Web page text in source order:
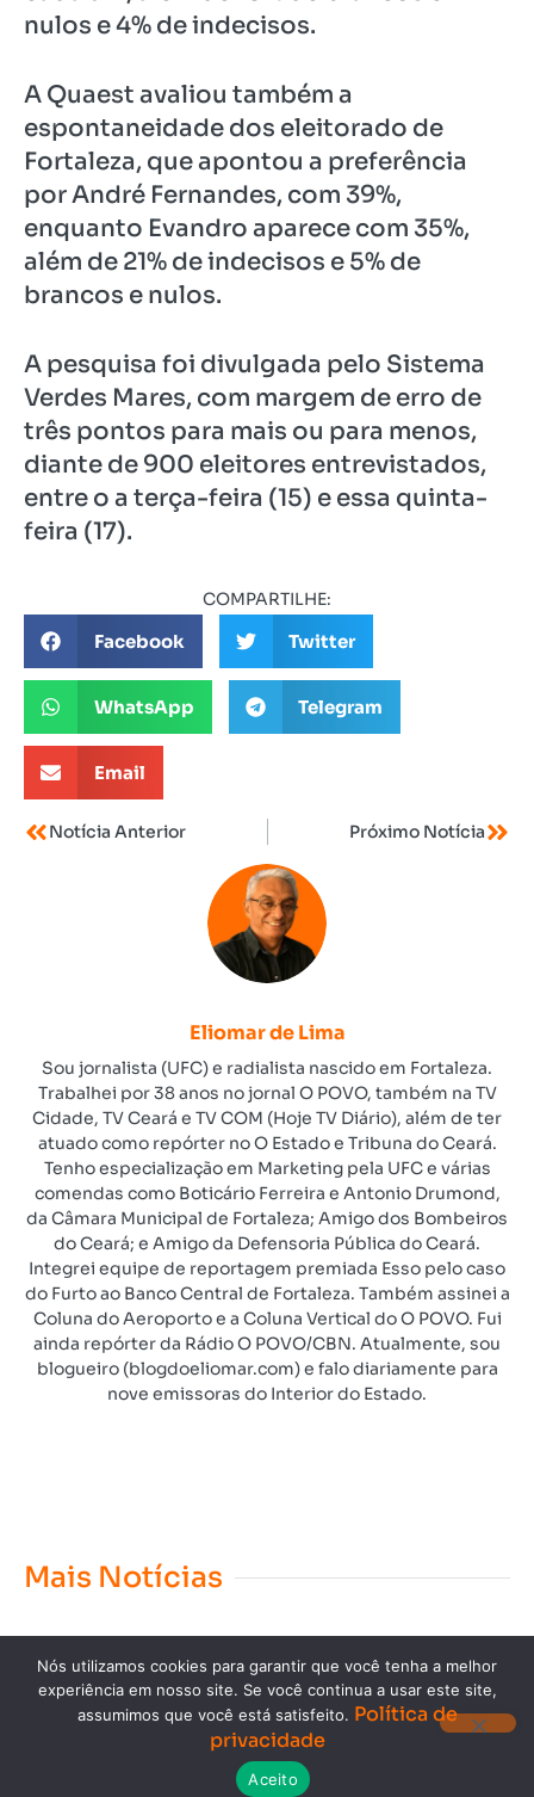
nulos e 4% de indecisos.
A Quaest avaliou também a
espontaneidade dos eleitorado de
Fortaleza, que apontou a preferência
por André Fernandes, com 39%,
enquanto Evandro aparece com 35%,
além de 21% de indecisos e 5% de
brancos e nulos.
A pesquisa foi divulgada pelo Sistema
Verdes Mares, com margem de erro de
três pontos para mais ou para menos,
diante de 900 eleitores entrevistados,
entre o a terça-feira (15) e essa quinta-
feira (17).
COMPARTILHE:
Facebook Twitter
WhatsApp Telegram
Email
Notícia Anterior Próximo Notícia
Eliomar de Lima
Sou jornalista (UFC) e radialista nascido em Fortaleza.
Trabalhei por 38 anos no jornal O POVO, também na TV
Cidade, TV Ceará e TV COM (Hoje TV Diário), além de ter
atuado como repórter no O Estado e Tribuna do Ceará.
Tenho especialização em Marketing pela UFC e várias
comendas como Boticário Ferreira e Antonio Drumond,
da Câmara Municipal de Fortaleza; Amigo dos Bombeiros
do Ceará; e Amigo da Defensoria Pública do Ceará.
Integrei equipe de reportagem premiada Esso pelo caso
do Furto ao Banco Central de Fortaleza. Também assinei a
Coluna do Aeroporto e a Coluna Vertical do O POVO. Fui
ainda repórter da Rádio O POVO/CBN. Atualmente, sou
blogueiro (blogdoeliomar.com) e falo diariamente para
nove emissoras do Interior do Estado.
Mais Notícias
Copyright © 2023. Todos os direitos reservados.
Nós utilizamos cookies para garantir que você tenha a melhor
experiência em nosso site. Se você continua a usar este site,
assumimos que você está satisfeito. Política de
privacidade
Aceito